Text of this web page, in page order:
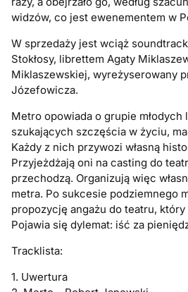
widzów, co jest ewenementem w
W sprzedaży jest wciąż
Stokłosy, librettem Agaty
Miklaszewskiej, wyreżyserowany
Józefowicza.
Metro opowiada o grupie młodych
szukających szczęścia w życiu,
Każdy z nich przywozi własną
Przyjeżdżają oni na casting do
przechodzą. Organizują więc
metra. Po sukcesie podziemnego
propozycję angażu do teatru,
Pojawia się dylemat: iść za
Tracklista:
1. Uwertura